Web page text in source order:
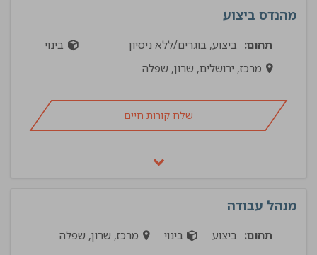
מהנדס ביצוע
תחום: ביצוע, בוגרים/ללא ניסיון
בינוי
מרכז, ירושלים, שרון, שפלה
שלח קורות חיים
מנהל עבודה
תחום: ביצוע בינוי מרכז, שרון, שפלה